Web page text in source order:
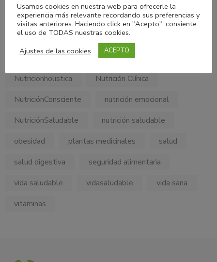
hábitos alimentarios
minerales
MyPersonalDietConsulting
My Personal Diet Consulting
Nutricionholistica
Nutrición Clínica
NutriciónConsciente
nutrición emocional
NutriciónSaludable
nutrición saludable
obesidad
plantas medicinales
salud
salud digestiva
seguridad alimentaria
vida saludable
vidasaludable
vida sana
vitaminas
Usamos cookies en nuestra web para ofrecerle la
experiencia más relevante recordando sus preferencias y
visitas anteriores. Haciendo click en "Acepto", consiente
el uso de TODAS nuestras cookies.
Ajustes de las cookies
ACEPTO